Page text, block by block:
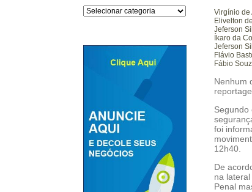
Categorias
Virgínio de
Elivelton
Jeferson
Íkaro da
Jeferson
Flávio
Fábio
Nenhum
Segundo
foi
12h40.
De
na
Penal